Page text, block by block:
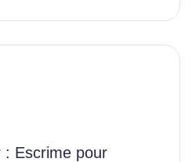
: Escrime pour